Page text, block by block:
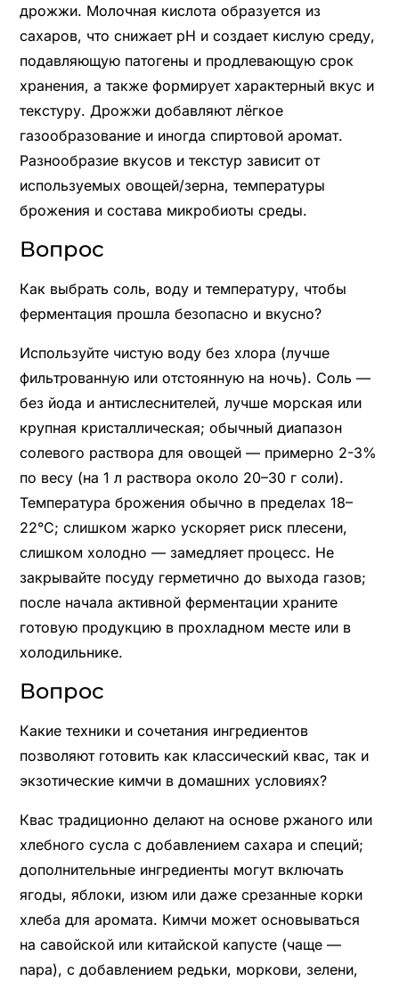
дрожжи. Молочная кислота образуется из
сахаров, что снижает pH и создает кислую среду,
подавляющую патогены и продлевающую срок
хранения, а также формирует характерный вкус и
текстуру. Дрожжи добавляют лёгкое
газообразование и иногда спиртовой аромат.
Разнообразие вкусов и текстур зависит от
используемых овощей/зерна, температуры
брожения и состава микробиоты среды.
Вопрос
Как выбрать соль, воду и температуру, чтобы
ферментация прошла безопасно и вкусно?
Используйте чистую воду без хлора (лучше
фильтрованную или отстоянную на ночь). Соль —
без йода и антислеснителей, лучше морская или
крупная кристаллическая; обычный диапазон
солевого раствора для овощей — примерно 2-3%
по весу (на 1 л раствора около 20–30 г соли).
Температура брожения обычно в пределах 18–
22°C; слишком жарко ускоряет риск плесени,
слишком холодно — замедляет процесс. Не
закрывайте посуду герметично до выхода газов;
после начала активной ферментации храните
готовую продукцию в прохладном месте или в
холодильнике.
Вопрос
Какие техники и сочетания ингредиентов
позволяют готовить как классический квас, так и
экзотические кимчи в домашних условиях?
Квас традиционно делают на основе ржаного или
хлебного сусла с добавлением сахара и специй;
дополнительные ингредиенты могут включать
ягоды, яблоки, изюм или даже срезанные корки
хлеба для аромата. Кимчи может основываться
на савойской или китайской капусте (чаще —
napa), с добавлением редьки, моркови, зелени,